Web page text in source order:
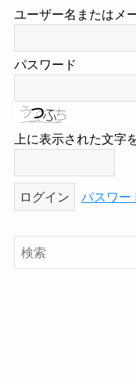
ユーザー名またはメ
パスワード
上に表示された文字
パスワー